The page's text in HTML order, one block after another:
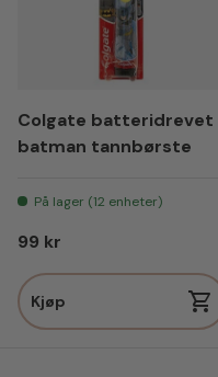
Colgate batteridrevet
batman tannbørste
På lager (12 enheter)
Vanlig pris
99 kr
Kjøp